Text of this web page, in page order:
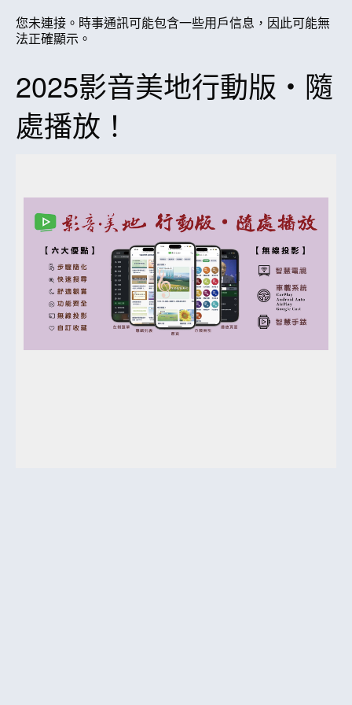
您未連接。時事通訊可能包含一些用戶信息，因此可能無
法正確顯示。
2025影音美地行動版‧隨
處播放！